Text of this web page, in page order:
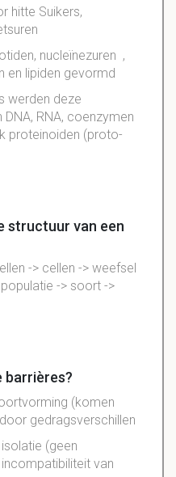
hitte Suikers,
nucleïnezuren ,
en lipiden gevormd
werden deze
RNA, coenzymen
proteinoiden (proto-
structuur van een
-> cellen -> weefsel
-> soort ->
barrières?
(komen
gedragsverschillen
(geen
van